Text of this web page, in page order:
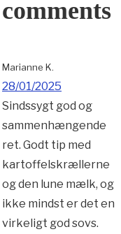
comments
Marianne K.
28/01/2025
Sindssygt god og
sammenhængende
ret. Godt tip med
kartoffelskrællerne
og den lune mælk, og
ikke mindst er det en
virkeligt god sovs.